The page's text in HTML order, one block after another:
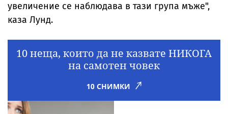
увеличение се наблюдава в тази група мъже",
каза Лунд.
10 неща, които да не казвате НИКОГА
на самотен човек
10 СНИМКИ